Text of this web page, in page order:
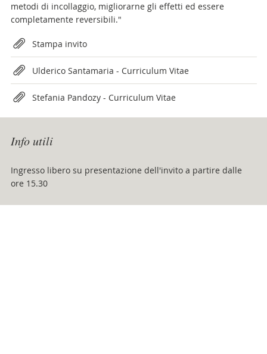
metodi di incollaggio, migliorarne gli effetti ed essere
completamente reversibili."
Attachments
Stampa invito
Ulderico Santamaria - Curriculum Vitae
Stefania Pandozy - Curriculum Vitae
Info utili
Ingresso libero su presentazione dell'invito a partire dalle
ore 15.30